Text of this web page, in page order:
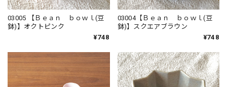
03005 【Ｂｅａｎ ｂｏｗｌ(豆
鉢)】オクトピンク
¥748
03004【Ｂｅａｎ ｂｏｗｌ(豆
鉢)】スクエアブラウン
¥748